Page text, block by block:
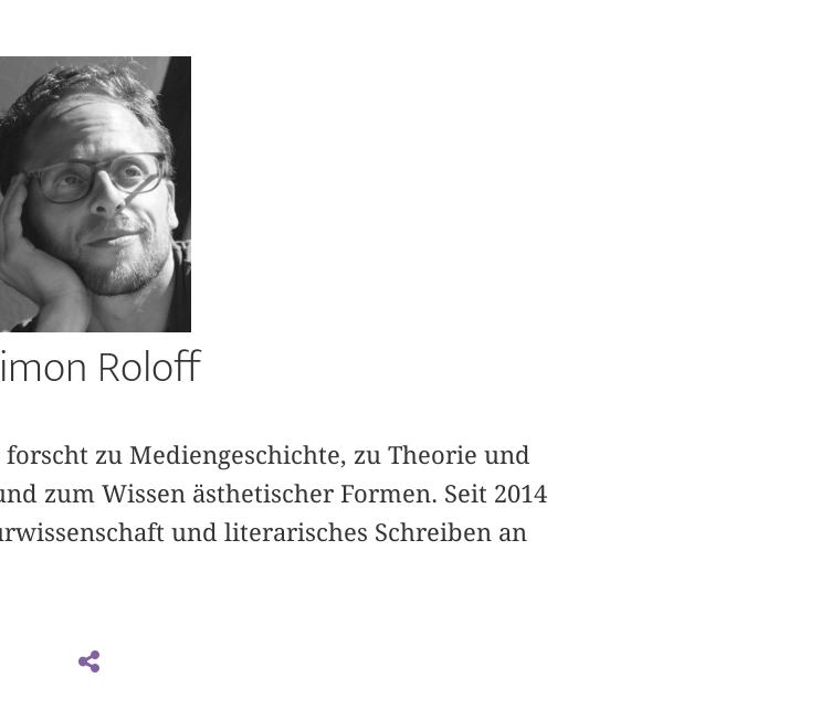
Roloff
zu Mediengeschichte, zu Theorie und
zum Wissen ästhetischer Formen. Seit 2014
und literarisches Schreiben an